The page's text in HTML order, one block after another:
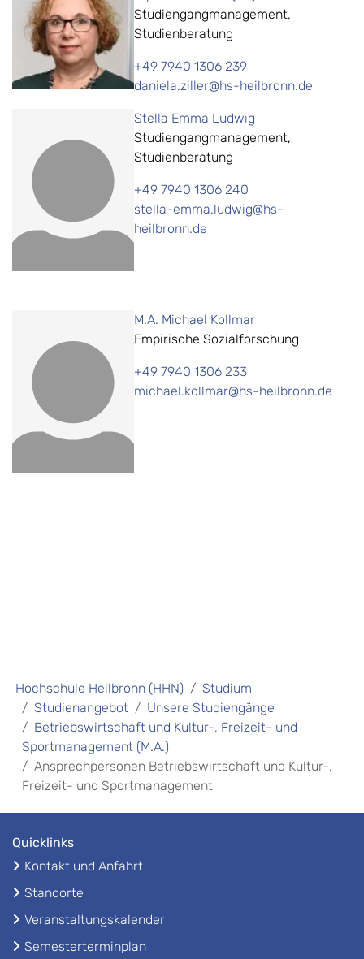
Studiengangmanagement,
Studienberatung
+49 7940 1306 239
daniela.ziller@hs-heilbronn.de
Stella Emma Ludwig
Studiengangmanagement,
Studienberatung
+49 7940 1306 240
stella-emma.ludwig@hs-
heilbronn.de
M.A. Michael Kollmar
Empirische Sozialforschung
+49 7940 1306 233
michael.kollmar@hs-heilbronn.de
Hochschule Heilbronn (HHN)
Studium
Studienangebot
Unsere Studiengänge
Betriebswirtschaft und Kultur-, Freizeit- und
Sportmanagement (M.A.)
Ansprechpersonen Betriebswirtschaft und Kultur-,
Freizeit- und Sportmanagement
Quicklinks
Kontakt und Anfahrt
Standorte
Veranstaltungskalender
Semesterterminplan